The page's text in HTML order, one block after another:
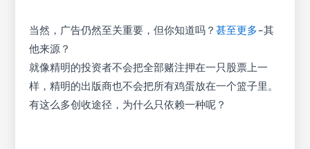
当然，广告仍然至关重要，但你知道吗？甚至更多-其
他来源？
就像精明的投资者不会把全部赌注押在一只股票上一
样，精明的出版商也不会把所有鸡蛋放在一个篮子里。
有这么多创收途径，为什么只依赖一种呢？